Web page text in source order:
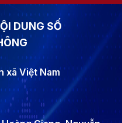
DUNG SỐ
xã Việt Nam